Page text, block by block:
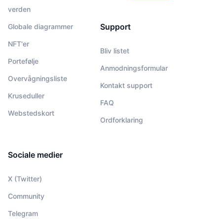
verden
Globale diagrammer
NFT'er
Portefølje
Overvågningsliste
Kruseduller
Webstedskort
Support
Bliv listet
Anmodningsformular
Kontakt support
FAQ
Ordforklaring
Sociale medier
X (Twitter)
Community
Telegram